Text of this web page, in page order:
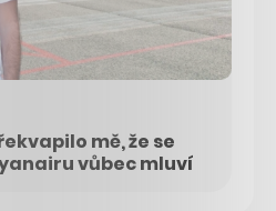
mě, že se
vůbec mluví